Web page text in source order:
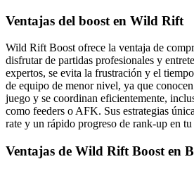
Ventajas del boost en Wild Rift
Wild Rift Boost ofrece la ventaja de
disfrutar de partidas profesionales y
expertos, se evita la frustración y el
de equipo de menor nivel, ya que
juego y se coordinan eficientemente,
como feeders o AFK. Sus estrategias
rate y un rápido progreso de rank-up en tu
Ventajas de Wild Rift Boost en